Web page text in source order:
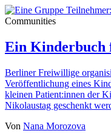
Communities
Ein Kinderbuch
Berliner Freiwillige
Veröffentlichung eines
kleinen Patient:innen der
Nikolaustag geschenkt
Von Nana Morozova